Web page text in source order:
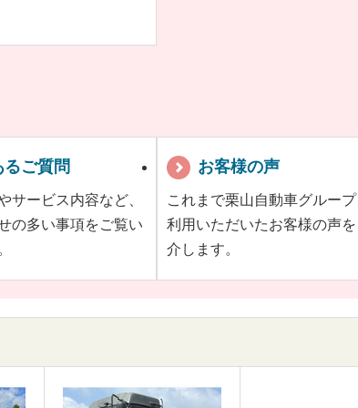
るご質問
サービス内容など、
の多い事項をご覧い
お客様の声
これまで栗山自動車グルー
利用いただいたお客様の声
介します。